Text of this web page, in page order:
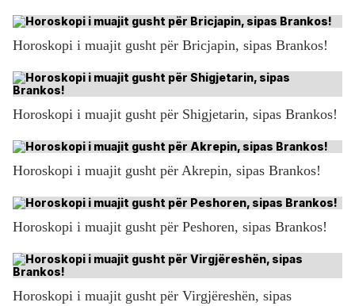
Horoskopi i muajit gusht për Bricjapin, sipas Brankos!
Horoskopi i muajit gusht për Shigjetarin, sipas Brankos!
Horoskopi i muajit gusht për Akrepin, sipas Brankos!
Horoskopi i muajit gusht për Peshoren, sipas Brankos!
Horoskopi i muajit gusht për Virgjëreshën, sipas